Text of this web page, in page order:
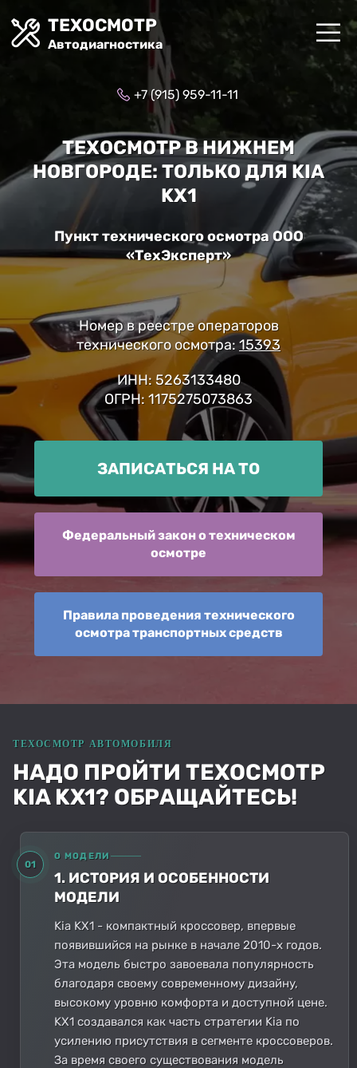
ТЕХОСМОТР
Автодиагностика
+7 (915) 959-11-11
ТЕХОСМОТР В НИЖНЕМ
НОВГОРОДЕ: ТОЛЬКО ДЛЯ KIA
KX1
Пункт технического осмотра ООО
«ТехЭксперт»
Номер в реестре операторов
технического осмотра: 15393
ИНН: 5263133480
ОГРН: 1175275073863
ЗАПИСАТЬСЯ НА ТО
Федеральный закон о техническом
осмотре
Правила проведения технического
осмотра транспортных средств
НАДО ПРОЙТИ ТЕХОСМОТР
KIA KX1? ОБРАЩАЙТЕСЬ!
01
О МОДЕЛИ
1. ИСТОРИЯ И ОСОБЕННОСТИ
МОДЕЛИ
Kia KX1 - компактный кроссовер, впервые
появившийся на рынке в начале 2010-х годов.
Эта модель быстро завоевала популярность
благодаря своему современному дизайну,
высокому уровню комфорта и доступной цене.
KX1 создавался как часть стратегии Kia по
усилению присутствия в сегменте кроссоверов.
За время своего существования модель